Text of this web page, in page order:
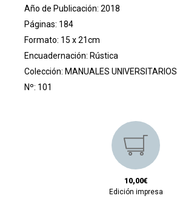
Año de Publicación: 2018
Páginas: 184
Formato: 15 x 21cm
Encuadernación: Rústica
Colección: MANUALES UNIVERSITARIOS
Nº: 101
10,00€
Edición impresa